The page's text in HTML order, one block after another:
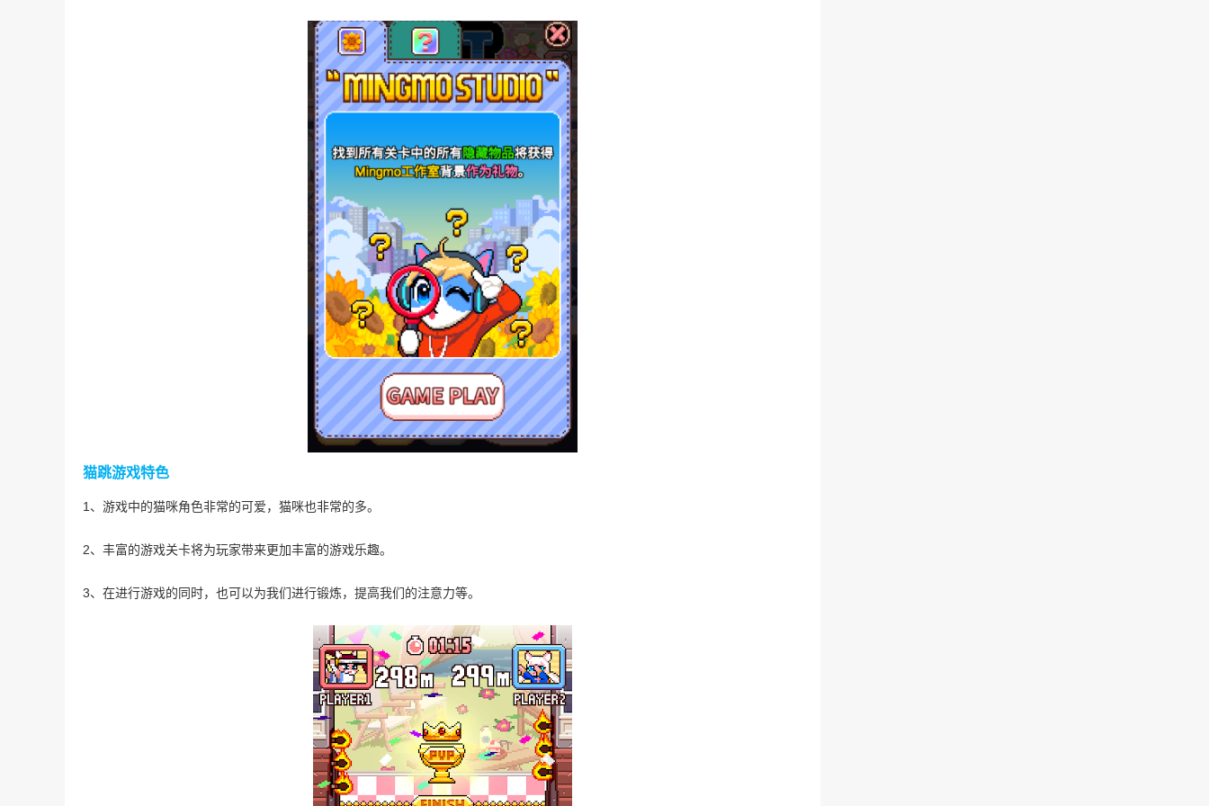
猫跳游戏特色
1、游戏中的猫咪角色非常的可爱，猫咪也非常的多。
2、丰富的游戏关卡将为玩家带来更加丰富的游戏乐趣。
3、在进行游戏的同时，也可以为我们进行锻炼，提高我们的注意力等。